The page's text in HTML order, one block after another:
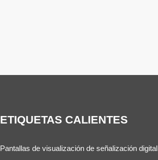
ETIQUETAS CALIENTES
Pantallas de visualización de señalización digital